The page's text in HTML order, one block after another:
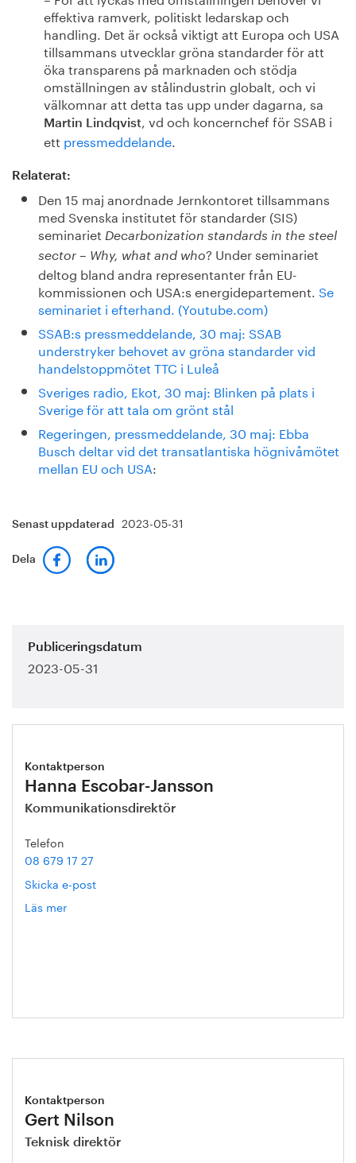
effektiva ramverk, politiskt ledarskap och
handling. Det är också viktigt att Europa och USA
tillsammans utvecklar gröna standarder för att
öka transparens på marknaden och stödja
omställningen av stålindustrin globalt, och vi
välkomnar att detta tas upp under dagarna, sa
Martin Lindqvist, vd och koncernchef för SSAB i
ett pressmeddelande.
Relaterat:
Den 15 maj anordnade Jernkontoret tillsammans
med Svenska institutet för standarder (SIS)
seminariet Decarbonization standards in the steel
sector – Why, what and who? Under seminariet
deltog bland andra representanter från EU-
kommissionen och USA:s energidepartement. Se
seminariet i efterhand. (Youtube.com)
SSAB:s pressmeddelande, 30 maj: SSAB
understryker behovet av gröna standarder vid
handelstoppmötet TTC i Luleå
Sveriges radio, Ekot, 30 maj: Blinken på plats i
Sverige för att tala om grönt stål
Regeringen, pressmeddelande, 30 maj: Ebba
Busch deltar vid det transatlantiska högnivåmötet
mellan EU och USA:
Senast uppdaterad 2023-05-31
Dela
Publiceringsdatum
2023-05-31
Kontaktperson
Hanna Escobar-Jansson
Kommunikationsdirektör
Telefon
08 679 17 27
Skicka e-post
Läs mer
Kontaktperson
Gert Nilson
Teknisk direktör